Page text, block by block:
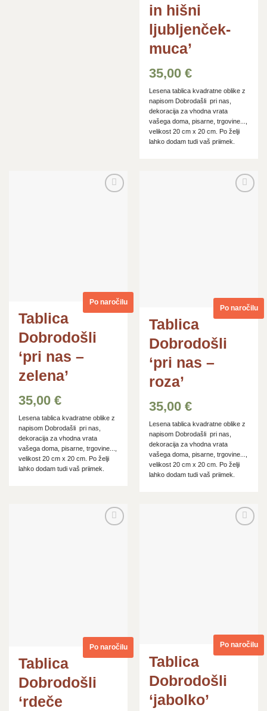
in hišni
ljubljenček-
muca’
35,00€
Lesena tablica kvadratne oblike z
napisom Dobrodašli pri nas,
dekoracija za vhodna vrata
vašega doma, pisarne, trgovine...,
velikost 20 cm x 20 cm. Po želji
lahko dodam tudi vaš priimek.
Po naročilu
Tablica
Dobrodošli
‘pri nas –
zelena’
35,00€
Lesena tablica kvadratne oblike z
napisom Dobrodašli pri nas,
dekoracija za vhodna vrata
vašega doma, pisarne, trgovine...,
velikost 20 cm x 20 cm. Po želji
lahko dodam tudi vaš priimek.
Po naročilu
Tablica
Dobrodošli
‘pri nas –
roza’
35,00€
Lesena tablica kvadratne oblike z
napisom Dobrodašli pri nas,
dekoracija za vhodna vrata
vašega doma, pisarne, trgovine...,
velikost 20 cm x 20 cm. Po želji
lahko dodam tudi vaš priimek.
Po naročilu
Tablica
Dobrodošli
‘rdeče
Po naročilu
Tablica
Dobrodošli
‘jabolko’